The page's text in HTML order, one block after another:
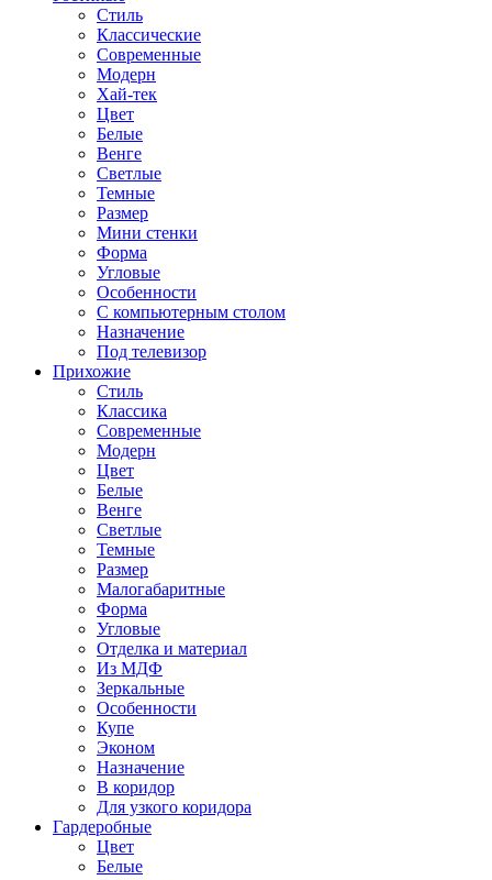
Стиль
Классические
Современные
Модерн
Хай-тек
Цвет
Белые
Венге
Светлые
Темные
Размер
Мини стенки
Форма
Угловые
Особенности
С компьютерным столом
Назначение
Под телевизор
Прихожие
Стиль
Классика
Современные
Модерн
Цвет
Белые
Венге
Светлые
Темные
Размер
Малогабаритные
Форма
Угловые
Отделка и материал
Из МДФ
Зеркальные
Особенности
Купе
Эконом
Назначение
В коридор
Для узкого коридора
Гардеробные
Цвет
Белые